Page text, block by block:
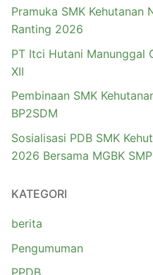
Pramuka SMK Kehutanan
Ranting 2026
PT Itci Hutani Manunggal
XII
Pembinaan SMK
BP2SDM
Sosialisasi PDB SMK
2026 Bersama MGBK
KATEGORI
berita
Pengumuman